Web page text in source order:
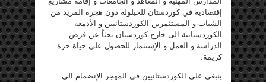
إقتصادية في كوردستان للحيلولة دون هجرة المزيد من
الشباب و المستثمرين الكوردستانيين و الأدمغة
الكوردستانية الى خارج كوردستان بحثاً عن فرص
الدراسة و العمل و الإستثمار للحصول على حياة حرة
كريمة.
ينبغي على الكوردستانيين في المهجر الإنضمام الى